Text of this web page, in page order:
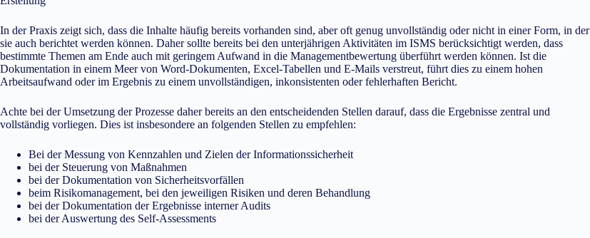
In der Praxis zeigt sich, dass die Inhalte häufig bereits vorhanden sind, aber oft genug unvollständig oder nicht in einer Form, in der
sie auch berichtet werden können. Daher sollte bereits bei den unterjährigen Aktivitäten im ISMS berücksichtigt werden, dass
bestimmte Themen am Ende auch mit geringem Aufwand in die Managementbewertung überführt werden können. Ist die
Dokumentation in einem Meer von Word-Dokumenten, Excel-Tabellen und E-Mails verstreut, führt dies zu einem hohen
Arbeitsaufwand oder im Ergebnis zu einem unvollständigen, inkonsistenten oder fehlerhaften Bericht.
Achte bei der Umsetzung der Prozesse daher bereits an den entscheidenden Stellen darauf, dass die Ergebnisse zentral und
vollständig vorliegen. Dies ist insbesondere an folgenden Stellen zu empfehlen:
Bei der Messung von Kennzahlen und Zielen der Informationssicherheit
bei der Steuerung von Maßnahmen
bei der Dokumentation von Sicherheitsvorfällen
beim Risikomanagement, bei den jeweiligen Risiken und deren Behandlung
bei der Dokumentation der Ergebnisse interner Audits
bei der Auswertung des Self-Assessments